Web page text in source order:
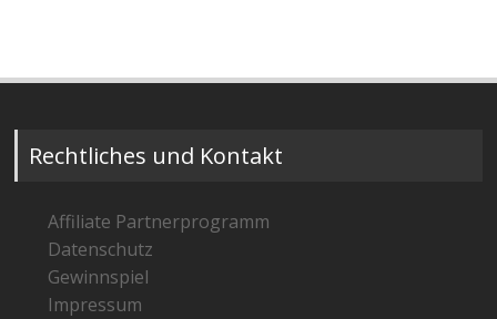
Rechtliches und Kontakt
Affiliate Partnerprogramm
Datenschutz
Gewinnspiel
Impressum